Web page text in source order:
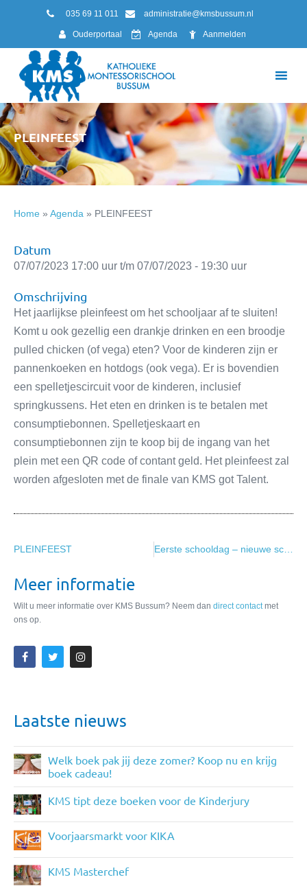
035 69 11 011 administratie@kmsbussum.nl
Ouderportaal Agenda Aanmelden
PLEINFEEST
Home » Agenda » PLEINFEEST
Datum
07/07/2023 17:00 uur t/m 07/07/2023 - 19:30 uur
Omschrijving
Het jaarlijkse pleinfeest om het schooljaar af te sluiten!
Komt u ook gezellig een drankje drinken en een broodje
pulled chicken (of vega) eten? Voor de kinderen zijn er
pannenkoeken en hotdogs (ook vega). Er is bovendien
een spelletjescircuit voor de kinderen, inclusief
springkussens. Het eten en drinken is te betalen met
consumptiebonnen. Spelletjeskaart en
consumptiebonnen zijn te koop bij de ingang van het
plein met een QR code of contant geld. Het pleinfeest zal
worden afgesloten met de finale van KMS got Talent.
PLEINFEEST Eerste schooldag – nieuwe schooltijden
Meer informatie
Wilt u meer informatie over KMS Bussum? Neem dan direct contactmet
ons op.
Laatste nieuws
Welk boek pak jij deze zomer? Koop nu en krijg
boek cadeau!
KMS tipt deze boeken voor de Kinderjury
Voorjaarsmarkt voor KIKA
KMS Masterchef